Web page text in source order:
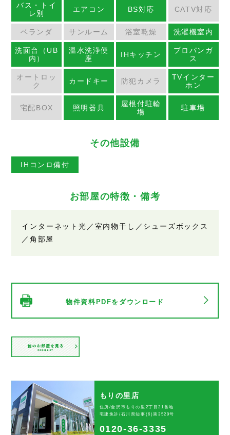
バス・トイ
レ別
エアコン BS対応 CATV対応
ベランダ サンルーム 浴室乾燥 洗濯機室内
洗面台（UB
内）
温水洗浄便
座
IHキッチン
プロパンガ
ス
オートロッ
ク
カードキー 防犯カメラ
TVインター
ホン
宅配BOX 照明器具
屋根付駐輪
場
駐車場
その他設備
IHコンロ備付
お部屋の特徴・備考
インターネット光／室内物干し／シューズボックス
／角部屋
物件資料PDFをダウンロード
もりの里店
住所/金沢市もりの里2丁目21番地
宅建免許/石川県知事(6)第3529号
0120-36-3335